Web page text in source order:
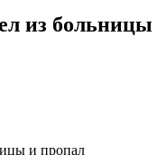
из больницы